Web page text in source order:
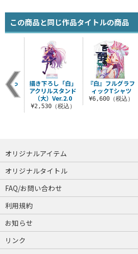
この商品と同じ作品タイトルの商品
『白』フルグラフ
ィックTシャツ
¥6,600（税込）
ぐっ
ャツ
込）
描き下ろし「白」
アクリルスタンド
（大）Ver.2.0
¥2,530（税込）
オリジナルアイテム
つままれ
つかまれ
ピョコッテ
オリジナルタイトル
アイテムヤ
ミスカトニック大學購買部
FAQ/お問い合わせ
FAQ
お問い合わせ
利用規約
会員規約・ポイント規約
特定商取引法に関する表示
プライバシーポリシー
お知らせ
店舗情報
採用情報
発売日変更のお知らせ
販売代理店・取扱店募集
海外のご案内（English）
リンク